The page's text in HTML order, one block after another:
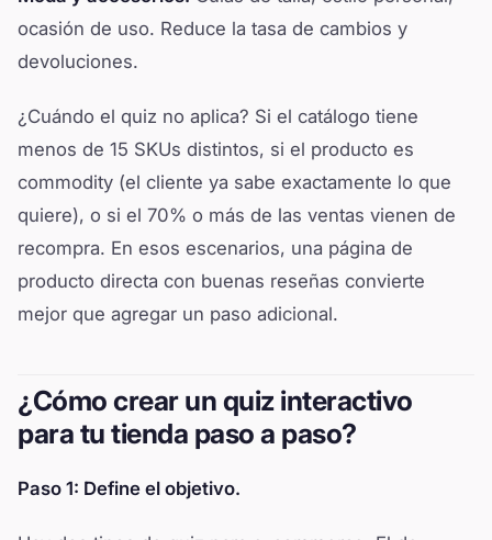
ocasión de uso. Reduce la tasa de cambios y
devoluciones.
¿Cuándo el quiz no aplica? Si el catálogo tiene
menos de 15 SKUs distintos, si el producto es
commodity (el cliente ya sabe exactamente lo que
quiere), o si el 70% o más de las ventas vienen de
recompra. En esos escenarios, una página de
producto directa con buenas reseñas convierte
mejor que agregar un paso adicional.
¿Cómo crear un quiz interactivo
para tu tienda paso a paso?
Paso 1: Define el objetivo.